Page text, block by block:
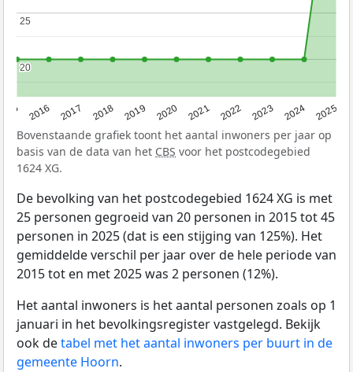
2016 2017 2018 2019 2020 2021 2022 2023 2024 2025
20
20
25
25
Bovenstaande grafiek toont het aantal inwoners per jaar op
basis van de data van het CBS voor het postcodegebied
1624 XG.
De bevolking van het postcodegebied 1624 XG is met
25 personen gegroeid van 20 personen in 2015 tot 45
personen in 2025 (dat is een stijging van 125%). Het
gemiddelde verschil per jaar over de hele periode van
2015 tot en met 2025 was 2 personen (12%).
Het aantal inwoners is het aantal personen zoals op 1
januari in het bevolkingsregister vastgelegd. Bekijk
ook detabel met het aantal inwoners per buurt in de
gemeente Hoorn.